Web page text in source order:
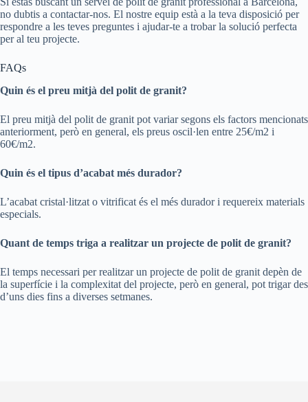
no dubtis a contactar-nos. El nostre equip està a la teva disposició per
respondre a les teves preguntes i ajudar-te a trobar la solució perfecta
per al teu projecte.
FAQs
Quin és el preu mitjà del polit de granit?
El preu mitjà del polit de granit pot variar segons els factors mencionats
anteriorment, però en general, els preus oscil·len entre 25€/m2 i
60€/m2.
Quin és el tipus d’acabat més durador?
L’acabat cristal·litzat o vitrificat és el més durador i requereix materials
especials.
Quant de temps triga a realitzar un projecte de polit de granit?
El temps necessari per realitzar un projecte de polit de granit depèn de
la superfície i la complexitat del projecte, però en general, pot trigar des
d’uns dies fins a diverses setmanes.